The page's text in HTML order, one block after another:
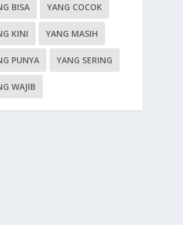
BISA YANG COCOK
KINI YANG MASIH
PUNYA YANG SERING
WAJIB